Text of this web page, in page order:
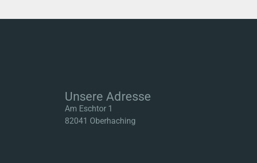
Unsere Adresse
Am Eschtor 1
82041 Oberhaching